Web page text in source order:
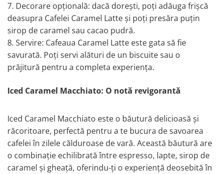
7. Decorare opțională: dacă dorești, poți adăuga frișcă
deasupra Cafelei Caramel Latte și poți presăra puțin
sirop de caramel sau cacao pudră.
8. Servire: Cafeaua Caramel Latte este gata să fie
savurată. Poți servi alături de un biscuite sau o
prăjitură pentru a completa experiența.
Iced Caramel Macchiato: O notă revigorantă
Iced Caramel Macchiato este o băutură delicioasă și
răcoritoare, perfectă pentru a te bucura de savoarea
cafelei în zilele călduroase de vară. Această băutură are
o combinație echilibrată între espresso, lapte, sirop de
caramel și gheață, oferindu-ți o experiență deosebită în